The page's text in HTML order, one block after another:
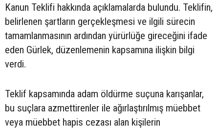
Kanun Teklifi hakkında açıklamalarda bulundu. Teklifin,
belirlenen şartların gerçekleşmesi ve ilgili sürecin
tamamlanmasının ardından yürürlüğe gireceğini ifade
eden Gürlek, düzenlemenin kapsamına ilişkin bilgi
verdi.
Teklif kapsamında adam öldürme suçuna karışanlar,
bu suçlara azmettirenler ile ağırlaştırılmış müebbet
veya müebbet hapis cezası alan kişilerin